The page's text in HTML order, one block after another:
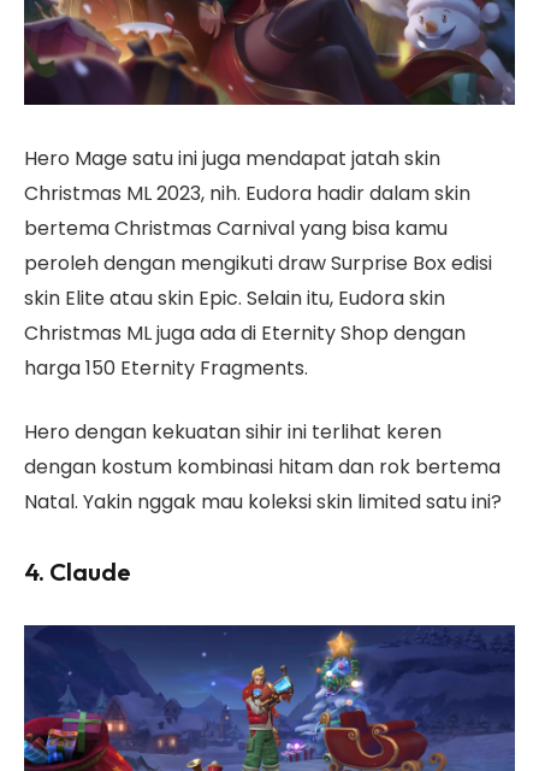
Hero Mage satu ini juga mendapat jatah skin
Christmas ML 2023, nih. Eudora hadir dalam skin
bertema Christmas Carnival yang bisa kamu
peroleh dengan mengikuti draw Surprise Box edisi
skin Elite atau skin Epic. Selain itu, Eudora skin
Christmas ML juga ada di Eternity Shop dengan
harga 150 Eternity Fragments.
Hero dengan kekuatan sihir ini terlihat keren
dengan kostum kombinasi hitam dan rok bertema
Natal. Yakin nggak mau koleksi skin limited satu ini?
4. Claude